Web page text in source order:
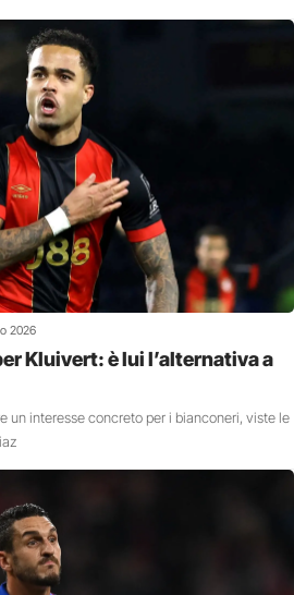
2026
Kluivert: è lui l’alternativa a
un interesse concreto per i bianconeri, viste le